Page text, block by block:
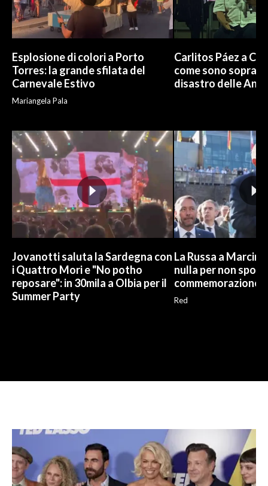
Esplosione di colori a Porto
Torres: la grande sfilata del
Carnevale Estivo
Mariangela Pala
Carlitos Páez a
come sono
disastro delle
Jovanotti saluta la Sardegna con
i Quattro Mori e "No potho
reposare": in 30mila a Olbia per il
Summer Party
La Russa a
nulla per non
commemorazione
Red